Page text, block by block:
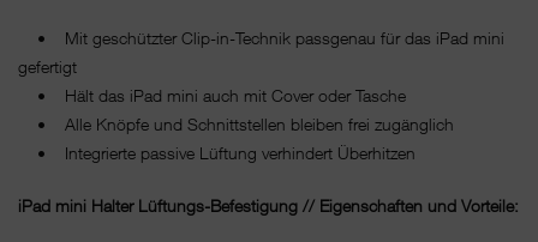
• Mit geschützter Clip-in-Technik passgenau für das iPad mini
gefertigt
• Hält das iPad mini auch mit Cover oder Tasche
• Alle Knöpfe und Schnittstellen bleiben frei zugänglich
• Integrierte passive Lüftung verhindert Überhitzen
iPad mini Halter Lüftungs-Befestigung // Eigenschaften und Vorteile: